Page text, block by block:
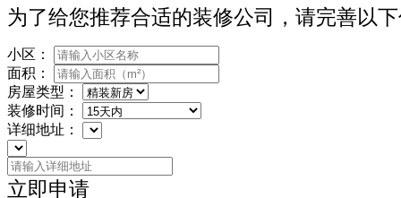
为了给您推荐合适的装修公司，请完善以
小区：
面积：
房屋类型：
装修时间：
详细地址：
立即申请